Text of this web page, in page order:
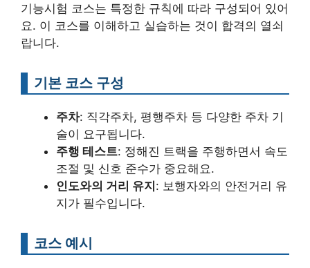
기능시험 코스는 특정한 규칙에 따라 구성되어 있어
요. 이 코스를 이해하고 실습하는 것이 합격의 열쇠
랍니다.
기본 코스 구성
주차: 직각주차, 평행주차 등 다양한 주차 기
술이 요구됩니다.
주행 테스트: 정해진 트랙을 주행하면서 속도
조절 및 신호 준수가 중요해요.
인도와의 거리 유지: 보행자와의 안전거리 유
지가 필수입니다.
코스 예시